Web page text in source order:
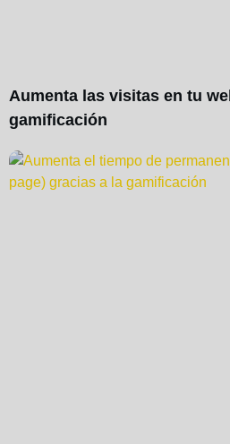
Aumenta las visitas en tu
gamificación